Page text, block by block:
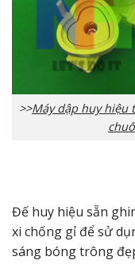
>>Máy dập huy hiệu
Đế huy hiệu sẵn
xi chống gỉ để sử
sáng bóng trông